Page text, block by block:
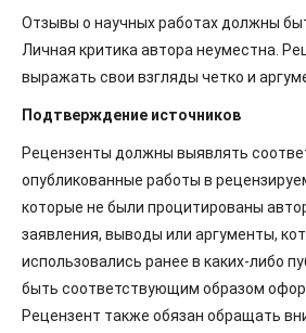
Отзывы о научных работах должны
Личная критика автора неуместна.
выражать свои взгляды четко и
Подтверждение источников
Рецензенты должны выявлять
опубликованные работы в
которые не были процитированы
заявления, выводы или аргументы,
использовались ранее в каких-либо
быть соответствующим образом
Рецензент также обязан обращать